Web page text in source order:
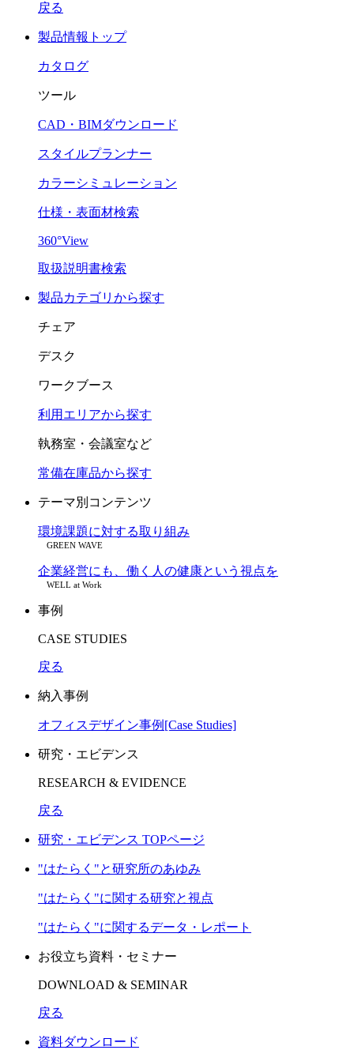
戻る
製品情報トップ
カタログ
ツール
CAD・BIMダウンロード
スタイルプランナー
カラーシミュレーション
仕様・表面材検索
360°View
取扱説明書検索
製品カテゴリから探す
チェア
デスク
ワークブース
利用エリアから探す
執務室・会議室など
常備在庫品から探す
テーマ別コンテンツ
環境課題に対する取り組み
GREEN WAVE
企業経営にも、働く人の健康という視点を
WELL at Work
事例
CASE STUDIES
戻る
納入事例
オフィスデザイン事例[Case Studies]
研究・エビデンス
RESEARCH & EVIDENCE
戻る
研究・エビデンス TOPページ
"はたらく"と研究所のあゆみ
"はたらく"に関する研究と視点
"はたらく"に関するデータ・レポート
お役立ち資料・セミナー
DOWNLOAD & SEMINAR
戻る
資料ダウンロード